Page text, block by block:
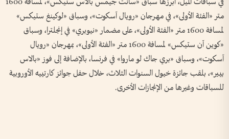
متر «الفئة الأولى»، في مهرجان «رويال آسكوت»، وسباق «لوكينغ ستيكس»
لمسافة 1600 متر «الفئة الأولى»، على مضمار «نيوبري» في إنجلترا، وسباق
«كوين آن ستيكس» لمسافة 1600 متر «الفئة الأولى»، بمهرجان «رويال
آسكوت»، وسباق «بري جاك لو ماروا» في فرنسا، بالإضافة إلى فوز «بالاس
بيير»، بلقب جائزة خيول السنوات الثلاث، خلال حفل جوائز كارتييه الأوروبية
للسباقات وغيرها من الإنجازات الأخرى.